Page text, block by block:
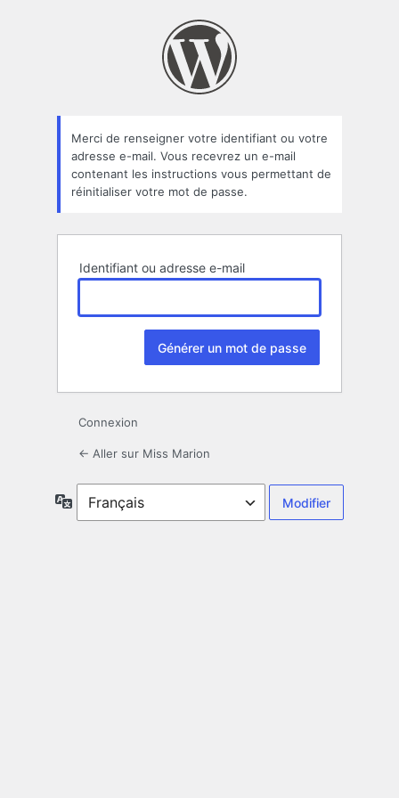
oublié
Merci de renseigner votre identifiant ou votre
adresse e-mail. Vous recevrez un e-mail
contenant les instructions vous permettant de
réinitialiser votre mot de passe.
Identifiant ou adresse e-mail
Connexion
← Aller sur Miss Marion
Langue